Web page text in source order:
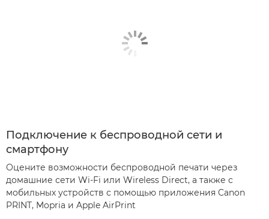
Подключение к беспроводной сети и
смартфону
Оцените возможности беспроводной печати через
домашние сети Wi-Fi или Wireless Direct, а также с
мобильных устройств с помощью приложения Canon
PRINT, Mopria и Apple AirPrint